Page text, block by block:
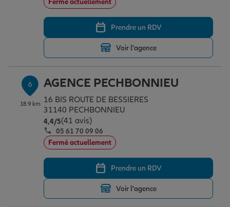
Fermé actuellement
Prendre un RDV
Voir l'agence
6
18.9 km
AGENCE PECHBONNIEU
16 BIS ROUTE DE BESSIERES
31140 PECHBONNIEU
4,4/5Note de 4.4 sur 5
(41 avis)
05 61 70 09 06
Fermé actuellement
Prendre un RDV
Voir l'agence